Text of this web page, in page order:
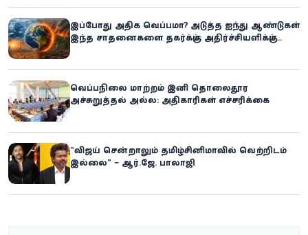
இப்போது அதிக வெப்பமா? அடுத்த ஐந்து ஆண்டுகள்
இந்த சாதனைகளை தகர்க்கும்: அதிர்ச்சியளிக்கும்
வெப்பநிலை மாற்றம் இனி தொலைதூர
அச்சுறுத்தல் அல்ல: அதிகாரிகள் எச்சரிக்கை
“விஜய் சென்றாலும் தமிழ்சினிமாவில் வெற்றிடம்
இல்லை” – ஆர்.ஜே. பாலாஜி